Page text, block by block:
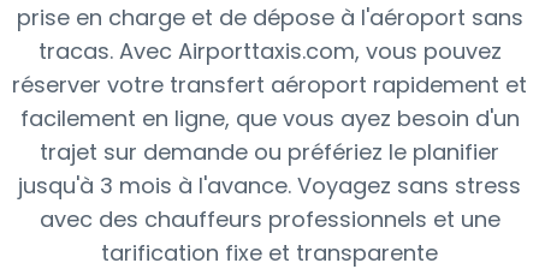
prise en charge et de dépose à l'aéroport sans
tracas. Avec Airporttaxis.com, vous pouvez
réserver votre transfert aéroport rapidement et
facilement en ligne, que vous ayez besoin d'un
trajet sur demande ou préfériez le planifier
jusqu'à 3 mois à l'avance. Voyagez sans stress
avec des chauffeurs professionnels et une
tarification fixe et transparente